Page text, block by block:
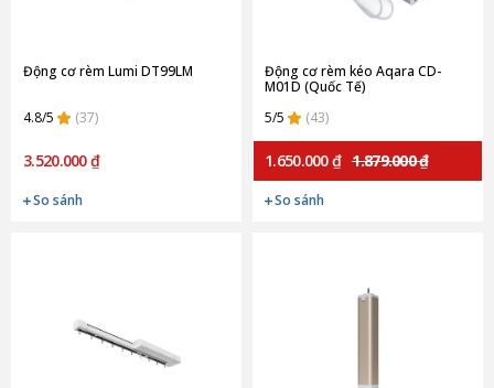
Động cơ rèm Lumi DT99LM
4.8/5 (37)
3.520.000 ₫
So sánh
Động cơ rèm kéo Aqara CD-
M01D (Quốc Tế)
5/5
(43)
1.650.000 ₫ 1.879.000 ₫
So sánh